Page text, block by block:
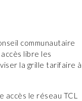
communautaire
libre les
la grille tarifaire à
le réseau TCL